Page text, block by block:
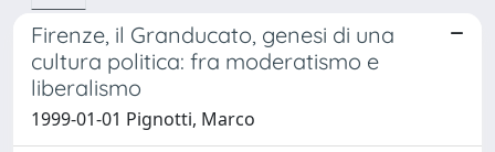
Firenze, il Granducato, genesi di una
cultura politica: fra moderatismo e
liberalismo
1999-01-01 Pignotti, Marco